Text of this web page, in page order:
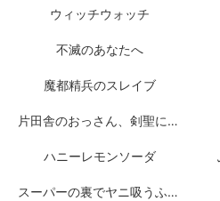
ウィッチウォッチ
不滅のあなたへ
魔都精兵のスレイブ
片田舎のおっさん、剣聖になる
ハニーレモンソーダ
スーパーの裏でヤニ吸うふたり